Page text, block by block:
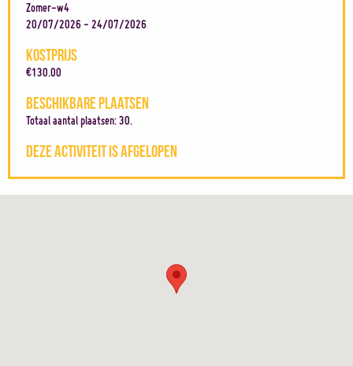
Zomer-w4
20/07/2026 - 24/07/2026
KOSTPRIJS
€130.00
BESCHIKBARE PLAATSEN
Totaal aantal plaatsen: 30.
DEZE ACTIVITEIT IS AFGELOPEN